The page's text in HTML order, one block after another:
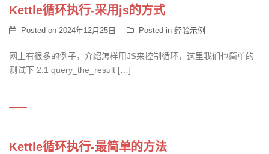
Kettle循环执行-采用js的方式
Posted on 2024年12月25日 Posted in 经验示例
网上有很多的例子，介绍怎样用JS来控制循环，这里我们也简单的
测试下 2.1 query_the_result […]
Kettle循环执行-最简单的方法